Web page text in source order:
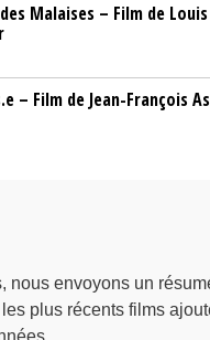
Malaises – Film de Louis
– Film de Jean-François
nous envoyons un
plus récents films